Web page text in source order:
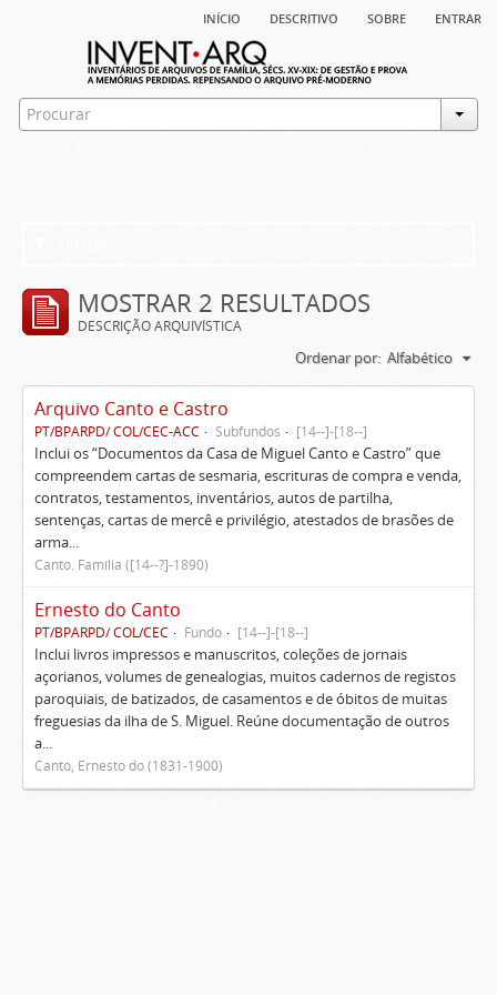
início descritivo sobre entrar
MOSTRAR 2 RESULTADOS
DESCRIÇÃO ARQUIVÍSTICA
Ordenar por: Alfabético
Arquivo Canto e Castro
PT/BPARPD/ COL/CEC-ACC Subfundos [14--]-[18--]
Inclui os “Documentos da Casa de Miguel Canto e Castro” que
compreendem cartas de sesmaria, escrituras de compra e venda,
contratos, testamentos, inventários, autos de partilha,
sentenças, cartas de mercê e privilégio, atestados de brasões de
arma...
Canto. Família ([14--?]-1890)
Ernesto do Canto
PT/BPARPD/ COL/CEC Fundo [14--]-[18--]
Inclui livros impressos e manuscritos, coleções de jornais
açorianos, volumes de genealogias, muitos cadernos de registos
paroquiais, de batizados, de casamentos e de óbitos de muitas
freguesias da ilha de S. Miguel. Reúne documentação de outros
a...
Canto, Ernesto do (1831-1900)